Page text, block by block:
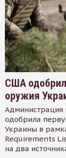
США
оружия
одобрила
Украины в
Requirements
на два